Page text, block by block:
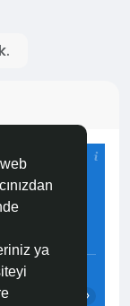
ya
20:00
›